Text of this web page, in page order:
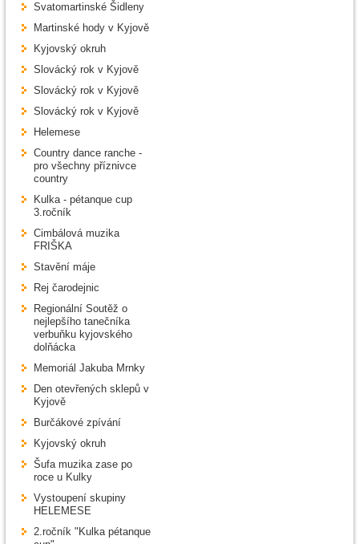
Svatomartinské Šidleny
Martinské hody v Kyjově
Kyjovský okruh
Slovácký rok v Kyjově
Slovácký rok v Kyjově
Slovácký rok v Kyjově
Helemese
Country dance ranche -
pro všechny příznivce
country
Kulka - pétanque cup
3.ročník
Cimbálová muzika
FRIŠKA
Stavění máje
Rej čarodejnic
Regionální Soutěž o
nejlepšího tanečníka
verbuňku kyjovského
dolňácka
Memoriál Jakuba Mrnky
Den otevřených sklepů v
Kyjově
Burčákové zpívání
Kyjovský okruh
Šufa muzika zase po
roce u Kulky
Vystoupení skupiny
HELEMESE
2.ročník "Kulka pétanque